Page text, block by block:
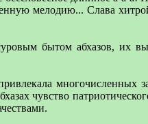
мелодию... Слава
бытом абхазов, их
многочисленных
чувство